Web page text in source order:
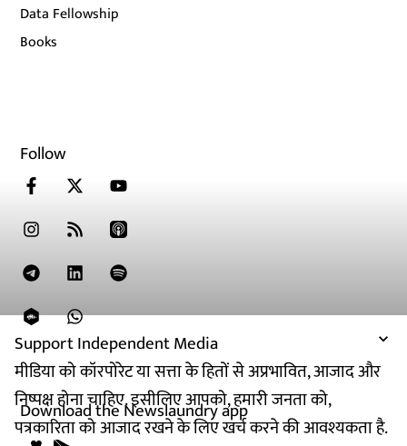
Support Independent Media
मीडिया को कॉरपोरेट या सत्ता के हितों से अप्रभावित, आजाद और
निष्पक्ष होना चाहिए. इसीलिए आपको, हमारी जनता को,
पत्रकारिता को आजाद रखने के लिए खर्च करने की आवश्यकता है.
Data Fellowship
Books
Follow
Download the Newslaundry app